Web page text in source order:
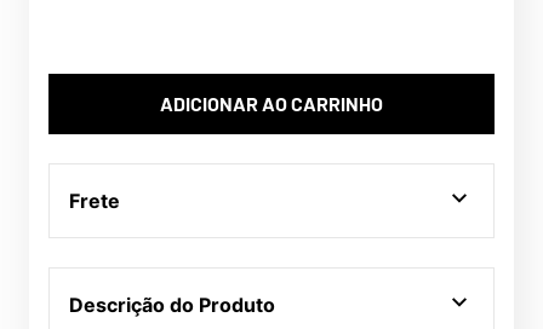
ADICIONAR AO CARRINHO
Frete
Descrição do Produto